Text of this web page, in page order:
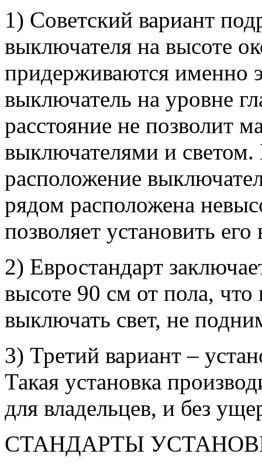
1) Советский вариант
выключателя на высоте
придерживаются именно
выключатель на уровне
расстояние не позволит
выключателями и светом.
расположение
рядом расположена
позволяет установить
2) Евростандарт
высоте 90 см от пола, что
выключать свет, не
3) Третий вариант –
Такая установка
для владельцев, и без
СТАНДАРТЫ